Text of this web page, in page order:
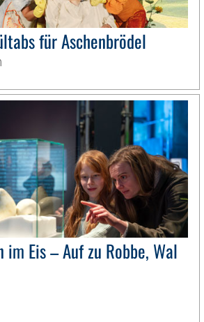
für Aschenbrödel
Eis – Auf zu Robbe, Wal